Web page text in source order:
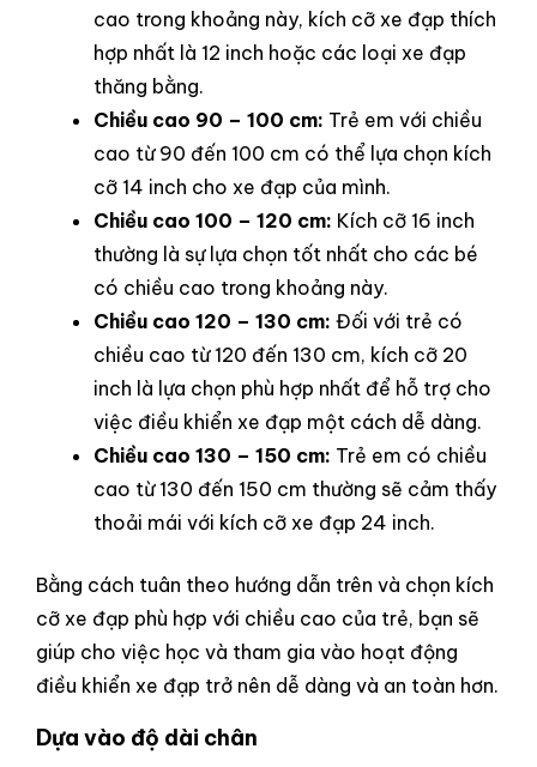
cao trong khoảng này, kích cỡ xe đạp thích
hợp nhất là 12 inch hoặc các loại xe đạp
thăng bằng.
Chiều cao 90 – 100 cm: Trẻ em với chiều
cao từ 90 đến 100 cm có thể lựa chọn kích
cỡ 14 inch cho xe đạp của mình.
Chiều cao 100 – 120 cm: Kích cỡ 16 inch
thường là sự lựa chọn tốt nhất cho các bé
có chiều cao trong khoảng này.
Chiều cao 120 – 130 cm: Đối với trẻ có
chiều cao từ 120 đến 130 cm, kích cỡ 20
inch là lựa chọn phù hợp nhất để hỗ trợ cho
việc điều khiển xe đạp một cách dễ dàng.
Chiều cao 130 – 150 cm: Trẻ em có chiều
cao từ 130 đến 150 cm thường sẽ cảm thấy
thoải mái với kích cỡ xe đạp 24 inch.
Bằng cách tuân theo hướng dẫn trên và chọn kích
cỡ xe đạp phù hợp với chiều cao của trẻ, bạn sẽ
giúp cho việc học và tham gia vào hoạt động
điều khiển xe đạp trở nên dễ dàng và an toàn hơn.
Dựa vào độ dài chân